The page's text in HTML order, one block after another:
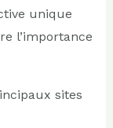
unique
l’importance
sites